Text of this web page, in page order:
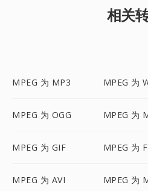
相关
MPEG 为 MP3 MPEG 为
MPEG 为 OGG MPEG 为
MPEG 为 GIF MPEG 为
MPEG 为 AVI MPEG 为